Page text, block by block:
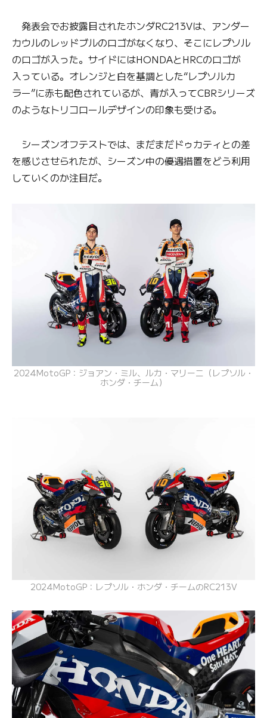
発表会でお披露目されたホンダRC213Vは、アンダー
カウルのレッドブルのロゴがなくなり、そこにレプソル
のロゴが入った。サイドにはHONDAとHRCのロゴが
入っている。オレンジと白を基調とした“レプソルカ
ラー”に赤も配色されているが、青が入ってCBRシリーズ
のようなトリコロールデザインの印象も受ける。
シーズンオフテストでは、まだまだドゥカティとの差
を感じさせられたが、シーズン中の優遇措置をどう利用
していくのか注目だ。
2024MotoGP：ジョアン・ミル、ルカ・マリーニ（レプソル・
ホンダ・チーム）
2024MotoGP：レプソル・ホンダ・チームのRC213V